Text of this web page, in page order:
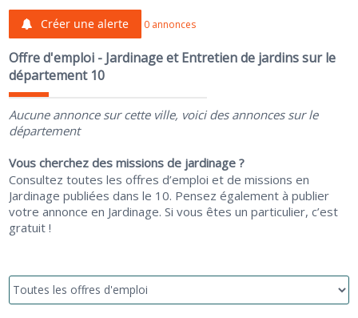
Créer une alerte 0 annonces
Offre d'emploi - Jardinage et Entretien de jardins sur le
département 10
Aucune annonce sur cette ville, voici des annonces sur le
département
Vous cherchez des missions de jardinage ?
Consultez toutes les offres d’emploi et de missions en
Jardinage publiées dans le 10. Pensez également à publier
votre annonce en Jardinage. Si vous êtes un particulier, c’est
gratuit !